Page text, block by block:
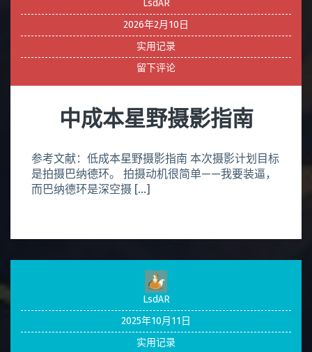
LsdAR
2026年2月10日
实用记录
留下评论
中成本星野摄影指南
参考文献：低成本星野摄影指南 本次摄影计划目标
是拍摄巴纳德环。 拍摄动机很简单——我要装逼，
而巴纳德环是深空摄 […]
LsdAR
2025年10月11日
实用记录